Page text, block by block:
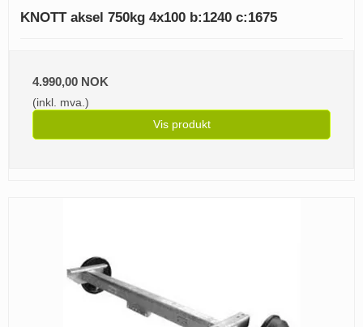
KNOTT aksel 750kg 4x100 b:1240 c:1675
4.990,00 NOK
(inkl. mva.)
Vis produkt